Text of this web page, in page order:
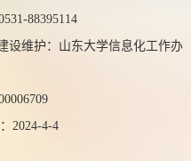
88395114
设维护：山东大学信息化工作办
2024-4-4